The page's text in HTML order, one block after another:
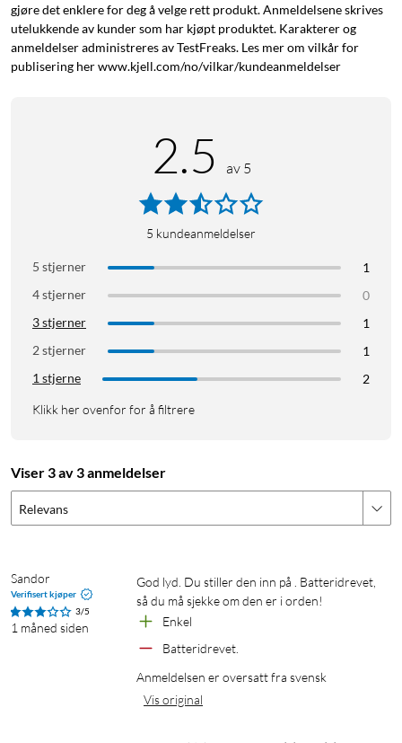
gjøre det enklere for deg å velge rett produkt. Anmeldelsene skrives
utelukkende av kunder som har kjøpt produktet. Karakterer og
anmeldelser administreres av TestFreaks. Les mer om vilkår for
publisering her www.kjell.com/no/vilkar/kundeanmeldelser
2.5 av 5
5 kundeanmeldelser
5 stjerner
1
4 stjerner
0
3 stjerner
1
2 stjerner
1
1 stjerne
2
Klikk her ovenfor for å filtrere
Viser 3 av 3 anmeldelser
Relevans
Sandor
Verifisert kjøper
3/5
1 måned siden
God lyd. Du stiller den inn på . Batteridrevet,
så du må sjekke om den er i orden!
Enkel
Batteridrevet.
Anmeldelsen er oversatt fra svensk
Vis original